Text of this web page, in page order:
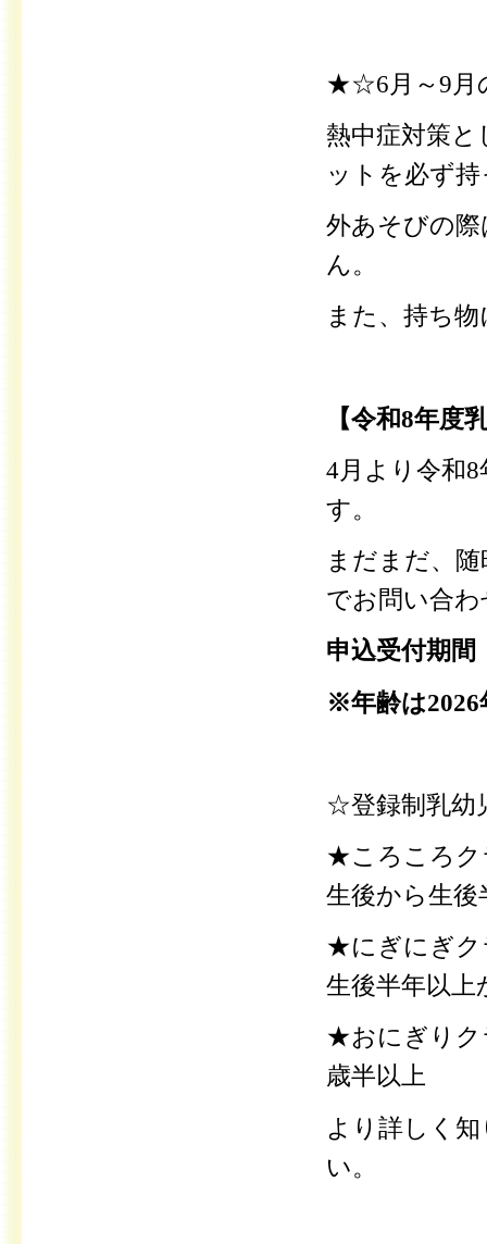
★☆6月～9月
熱中症対策と
ットを必ず
外あそびの
ん。
また、持ち
【令和8年度
4月より令和
す。
まだまだ、
でお問い合
申込受付期
※年齢は2026
☆登録制乳幼
★ころころク
生後から生後
★にぎにぎク
生後半年以上
★おにぎりク
歳半以上
より詳しく
い。